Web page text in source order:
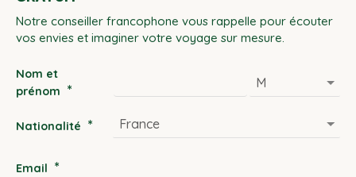
Notre conseiller francophone vous rappelle pour écouter
vos envies et imaginer votre voyage sur mesure.
Nom et
prénom *
Nationalité *
Email *